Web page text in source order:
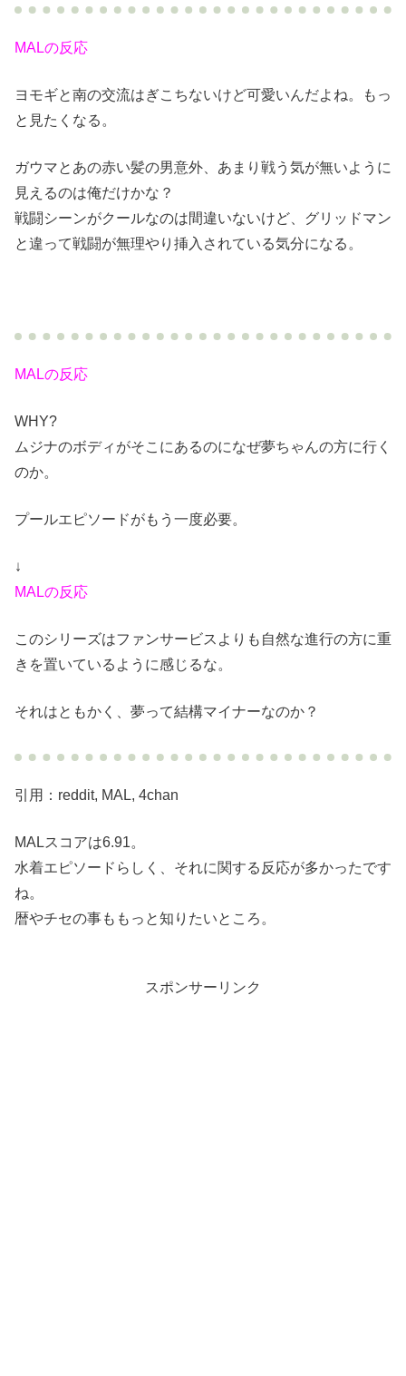
MALの反応
ヨモギと南の交流はぎこちないけど可愛いんだよね。もっ
と見たくなる。
ガウマとあの赤い髪の男意外、あまり戦う気が無いように
見えるのは俺だけかな？
戦闘シーンがクールなのは間違いないけど、グリッドマン
と違って戦闘が無理やり挿入されている気分になる。
MALの反応
WHY?
ムジナのボディがそこにあるのになぜ夢ちゃんの方に行く
のか。
プールエピソードがもう一度必要。
↓
MALの反応
このシリーズはファンサービスよりも自然な進行の方に重
きを置いているように感じるな。
それはともかく、夢って結構マイナーなのか？
引用：reddit, MAL, 4chan
MALスコアは6.91。
水着エピソードらしく、それに関する反応が多かったです
ね。
暦やチセの事ももっと知りたいところ。
スポンサーリンク